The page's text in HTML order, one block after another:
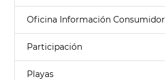
Oficina Información Consumidor
Participación
Playas